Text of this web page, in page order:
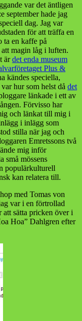
var det äntligen
september hade jag
dag. Jag var
för att träffa en
ta en kaffe på
magin låg i luften.
ärdet enda museum
Plus &
kändes speciella,
hur som helst då det
länkade i ett av
Förvisso har
och länkat till mig i
i inlägg som
stilla när jag och
Emretssons två
mig inför
små mössens
populärkulturell
kan relatera till.
med Tomas von
var i en förtrollad
sätta pricken över i
Hoa” Dahlgren efter